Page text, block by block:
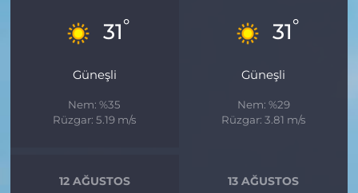
31°
Güneşli
Nem: %35
Rüzgar: 5.19 m/s
31°
Güneşli
Nem: %29
Rüzgar: 3.81 m/s
12 AĞUSTOS
13 AĞUSTOS